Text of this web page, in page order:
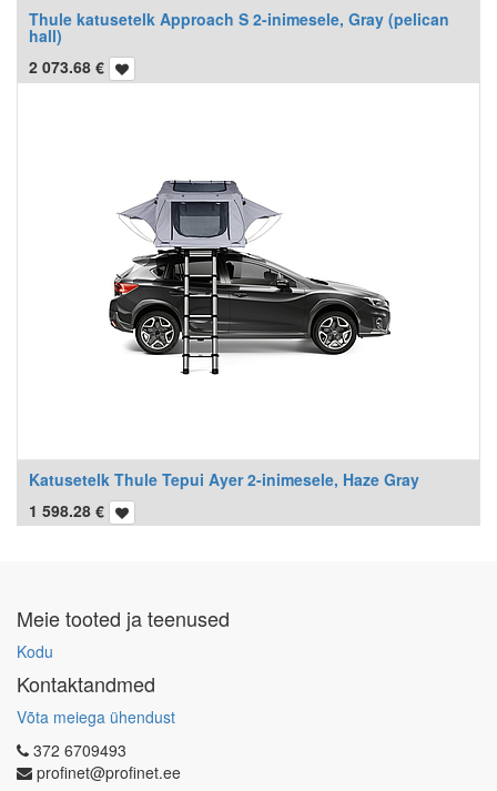
Thule katusetelk Approach S 2-inimesele, Gray (pelican
hall)
2 073.68 €
Katusetelk Thule Tepui Ayer 2-inimesele, Haze Gray
1 598.28 €
Meie tooted ja teenused
Kodu
Kontaktandmed
Võta meiega ühendust
372 6709493
profinet@profinet.ee